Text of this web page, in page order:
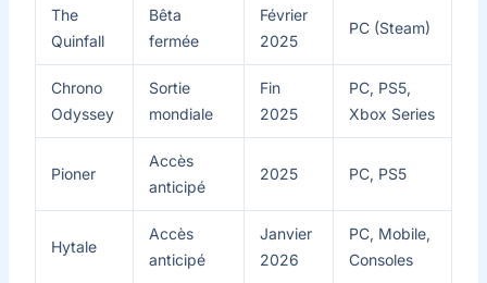
The
Quinfall
Bêta
fermée
Février
2025
PC (Steam)
Chrono
Odyssey
Sortie
mondiale
Fin
2025
PC, PS5,
Xbox Series
Pioner
Accès
anticipé
2025 PC, PS5
Hytale
Accès
anticipé
Janvier
2026
PC, Mobile,
Consoles